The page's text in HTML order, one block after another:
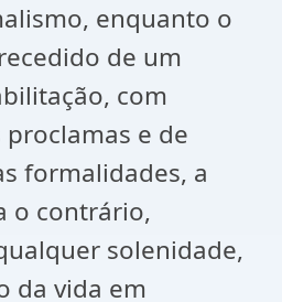
enquanto o
de um
com
e de
formalidades, a
o contrário,
solenidade,
da vida em